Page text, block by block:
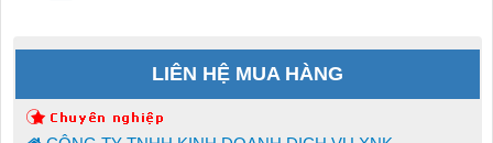
LIÊN HỆ MUA HÀNG